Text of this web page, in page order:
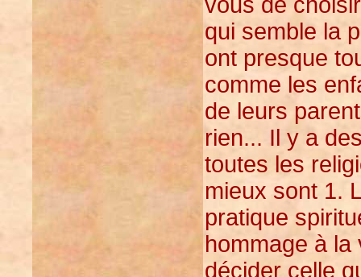
qui semble la
ont presque
comme les
de leurs
rien... Il y a
toutes les
mieux sont 1.
pratique
hommage à
décider celle